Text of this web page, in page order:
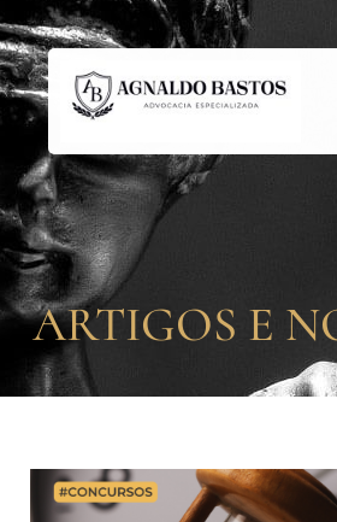
ARTIGOS E